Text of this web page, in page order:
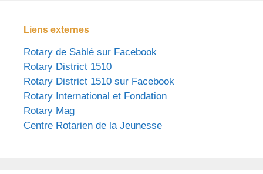
Liens externes
Rotary de Sablé sur Facebook
Rotary District 1510
Rotary District 1510 sur Facebook
Rotary International et Fondation
Rotary Mag
Centre Rotarien de la Jeunesse